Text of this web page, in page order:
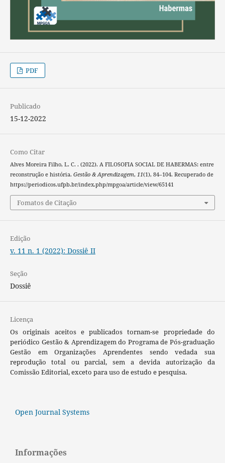
PDF
Publicado
15-12-2022
Como Citar
Alves Moreira Filho, L. C. . (2022). A FILOSOFIA SOCIAL DE HABERMAS: entre
reconstrução e história. Gestão & Aprendizagem, 11(1), 84–104. Recuperado de
https://periodicos.ufpb.br/index.php/mpgoa/article/view/65141
Fomatos de Citação
Edição
v. 11 n. 1 (2022): Dossiê II
Seção
Dossiê
Licença
Os originais aceitos e publicados tornam-se propriedade do
periódico Gestão & Aprendizagem do Programa de Pós-graduação
Gestão em Organizações Aprendentes sendo vedada sua
reprodução total ou parcial, sem a devida autorização da
Comissão Editorial, exceto para uso de estudo e pesquisa.
Open Journal Systems
Informações